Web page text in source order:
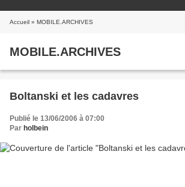
Accueil » MOBILE.ARCHIVES
MOBILE.ARCHIVES
Boltanski et les cadavres
Publié le 13/06/2006 à 07:00
Par holbein